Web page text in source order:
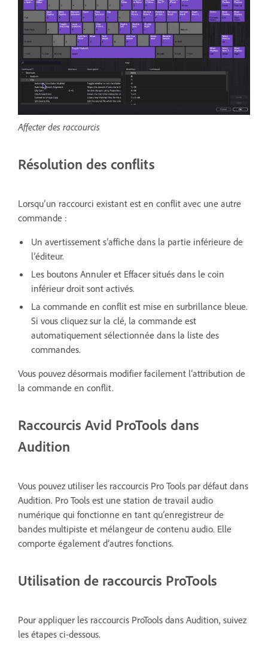
Affecter des raccourcis
Résolution des conflits
Lorsqu’un raccourci existant est en conflit avec une autre
commande :
Un avertissement s’affiche dans la partie inférieure de
l’éditeur.
Les boutons Annuler et Effacer situés dans le coin
inférieur droit sont activés.
La commande en conflit est mise en surbrillance bleue.
Si vous cliquez sur la clé, la commande est
automatiquement sélectionnée dans la liste des
commandes.
Vous pouvez désormais modifier facilement l’attribution de
la commande en conflit.
Raccourcis Avid ProTools dans
Audition
Vous pouvez utiliser les raccourcis Pro Tools par défaut dans
Audition. Pro Tools est une station de travail audio
numérique qui fonctionne en tant qu’enregistreur de
bandes multipiste et mélangeur de contenu audio. Elle
comporte également d’autres fonctions.
Utilisation de raccourcis ProTools
Pour appliquer les raccourcis ProTools dans Audition, suivez
les étapes ci-dessous.